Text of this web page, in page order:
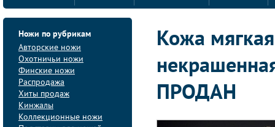
Ножи по рубрикам
Авторские ножи
Охотничьи ножи
Финские ножи
Распродажа
Хиты продаж
Кинжалы
Коллекционные ножи
Кожа
ПРОДАН